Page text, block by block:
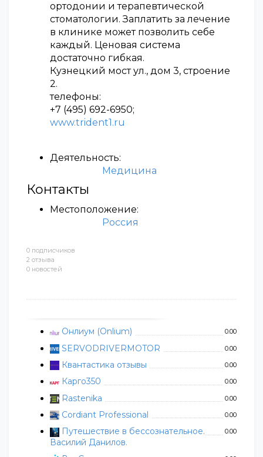
0 подписчиков
2 отзыва
0 новостей
Онлиум (Onlium) 0.00
SERVODRIVERMOTOR 0.00
Квантастика отзывы 0.00
Карго350 0.00
Rastenika 0.00
Cordiant Professional 0.00
Путешествие в бессознательное.
Василий Данилов.
0.00
ортодонии и терапевтической
стоматологии. Заплатить за лечение
в клинике может позволить себе
каждый. Ценовая система
достаточно гибкая.
Кузнецкий мост ул., дом 3, строение
2.
телефоны:
+7 (495) 692-6950;
www.trident1.ru
Деятельность:
Медицина
Контакты
Местоположение:
Россия